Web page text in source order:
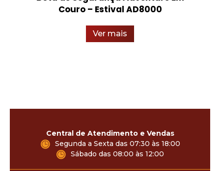
Couro – Estival AD8000
Ver mais
Central de Atendimento e Vendas
Segunda a Sexta das 07:30 às 18:00
Sábado das 08:00 às 12:00